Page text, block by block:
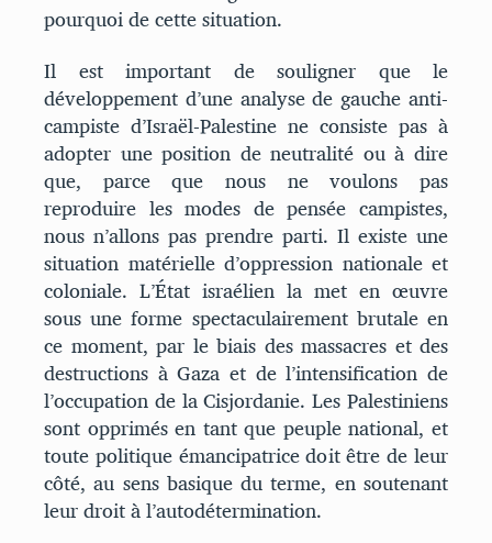
pourquoi de cette situation.
Il est important de souligner que le
développement d’une analyse de gauche anti-
campiste d’Israël-Palestine ne consiste pas à
adopter une position de neutralité ou à dire
que, parce que nous ne voulons pas
reproduire les modes de pensée campistes,
nous n’allons pas prendre parti. Il existe une
situation matérielle d’oppression nationale et
coloniale. L’État israélien la met en œuvre
sous une forme spectaculairement brutale en
ce moment, par le biais des massacres et des
destructions à Gaza et de l’intensification de
l’occupation de la Cisjordanie. Les Palestiniens
sont opprimés en tant que peuple national, et
toute politique émancipatrice doit être de leur
côté, au sens basique du terme, en soutenant
leur droit à l’autodétermination.